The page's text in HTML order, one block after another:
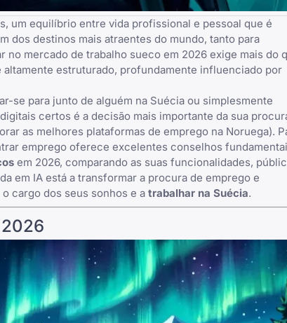
um equilíbrio entre vida profissional e pessoal que é
dos destinos mais atraentes do mundo, tanto para
mercado de trabalho sueco em 2026 exige mais do
estruturado, profundamente influenciado por
se para junto de alguém na Suécia ou simplesmente
certos é a decisão mais importante da sua
as melhores plataformas de emprego na Noruega).
emprego oferece excelentes conselhos
em 2026, comparando as suas funcionalidades,
em IA está a transformar a procura de emprego e
cargo dos seus sonhos e a trabalhar na Suécia.